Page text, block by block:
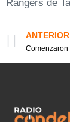
Rangers de
ANTERIOR